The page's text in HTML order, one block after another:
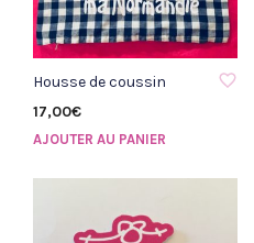
AJOUTER À LA LISTE D'ENVIE
Housse de coussin
17,00€
AJOUTER AU PANIER